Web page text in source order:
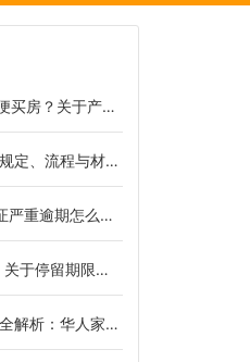
权与土地的必读真相
流程与材料清单
OTL/遣返令流程解析
内延期的权威指南
庭法律身份必备指南